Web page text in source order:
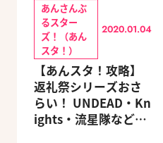
あんさんぶ
るスター
ズ！（あん
スタ！）
2020.01.04
【あんスタ！攻略】
返礼祭シリーズおさ
らい！ UNDEAD・Kn
ights・流星隊など、